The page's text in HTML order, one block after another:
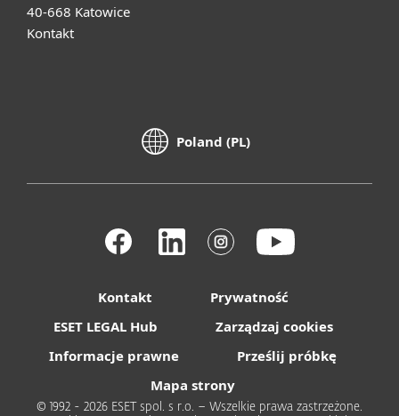
40-668 Katowice
Kontakt
Poland (PL)
Kontakt
Prywatność
ESET LEGAL Hub
Zarządzaj cookies
Informacje prawne
Prześlij próbkę
Mapa strony
© 1992 - 2026 ESET spol. s r.o. – Wszelkie prawa zastrzeżone.